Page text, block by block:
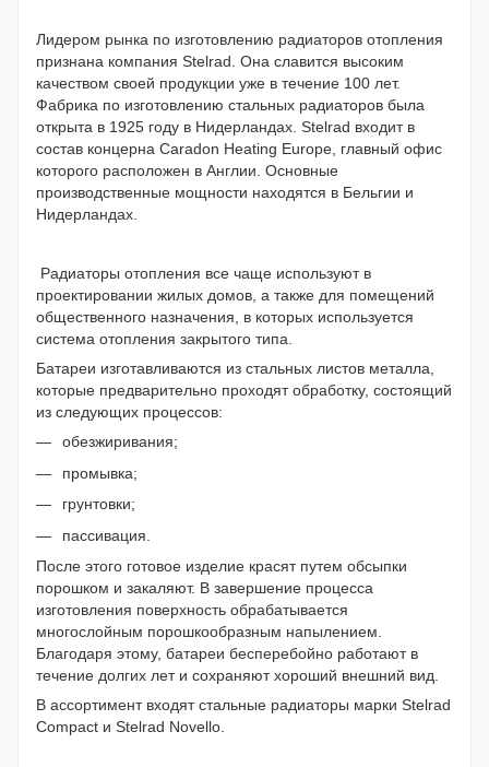
Лидером рынка по изготовлению радиаторов отопления
признана компания Stelrad. Она славится высоким
качеством своей продукции уже в течение 100 лет.
Фабрика по изготовлению стальных радиаторов была
открыта в 1925 году в Нидерландах. Stelrad входит в
состав концерна Caradon Heating Europe, главный офис
которого расположен в Англии. Основные
производственные мощности находятся в Бельгии и
Нидерландах.
Радиаторы отопления все чаще используют в
проектировании жилых домов, а также для помещений
общественного назначения, в которых используется
система отопления закрытого типа.
Батареи изготавливаются из стальных листов металла,
которые предварительно проходят обработку, состоящий
из следующих процессов:
обезжиривания;
промывка;
грунтовки;
пассивация.
После этого готовое изделие красят путем обсыпки
порошком и закаляют. В завершение процесса
изготовления поверхность обрабатывается
многослойным порошкообразным напылением.
Благодаря этому, батареи бесперебойно работают в
течение долгих лет и сохраняют хороший внешний вид.
В ассортимент входят стальные радиаторы марки Stelrad
Compact и Stelrad Novello.